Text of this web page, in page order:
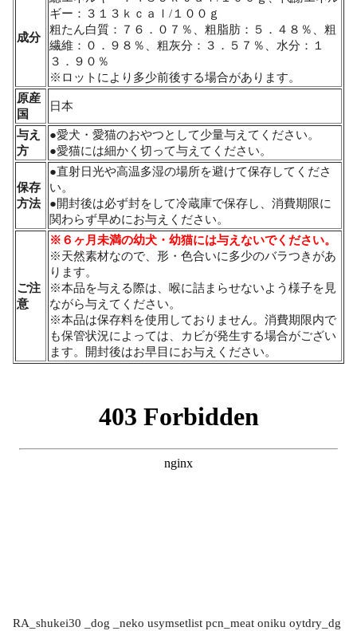
成分
ギー：３１３ｋｃａｌ/１００ｇ
粗たん白質：７６．０７％、粗脂肪：５．４８％、粗
繊維：０．９８％、粗灰分：３．５７％、水分：１
３．９０％
※ロットにより多少前後する場合があります。
原産
国
日本
与え
方
●愛犬・愛猫のおやつとして少量与えてください。
●愛猫には細かく切って与えてください。
保存
方法
●直射日光や高温多湿の場所を避けて保存してくださ
い。
●開封後は必ず封をして冷蔵庫で保存し、消費期限に
関わらず早めにお与えください。
ご注
意
※６ヶ月未満の幼犬・幼猫には与えないでください。
※天然素材なので、形・色合いに多少のバラつきがあ
ります。
※本品を与える際は、喉に詰まらせないよう様子を見
ながら与えてください。
※本品は保存料を使用しておりません。消費期限内で
も保管状況によっては、カビが発生する場合がござい
ます。開封後はお早目にお与えください。
RA_shukei30 _dog _neko usymsetlist pcn_meat oniku oytdry_dg